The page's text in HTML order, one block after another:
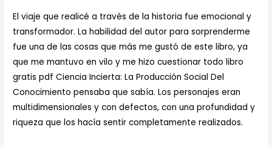
El viaje que realicé a través de la historia fue emocional y
transformador. La habilidad del autor para sorprenderme
fue una de las cosas que más me gustó de este libro, ya
que me mantuvo en vilo y me hizo cuestionar todo libro
gratis pdf Ciencia Incierta: La Producción Social Del
Conocimiento pensaba que sabía. Los personajes eran
multidimensionales y con defectos, con una profundidad y
riqueza que los hacía sentir completamente realizados.